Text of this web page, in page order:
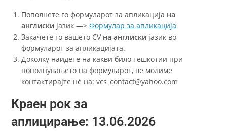
Пополнете го формуларот за апликација на
англиски јазик —>Формулар за апликација
Закачете го вашето CV на англиски јазик во
формуларот за апликацијата.
Доколку наидете на какви било тешкотии при
пополнувањето на формуларот, ве молиме
контактирајте нè на: vcs_contact@yahoo.com
Краен рок за
аплицирање: 13.06.2026